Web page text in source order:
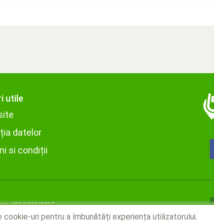
utile
datelor
si condiții
J22/1919/2015
uri pentru a îmbunătăți experiența utilizatorului.